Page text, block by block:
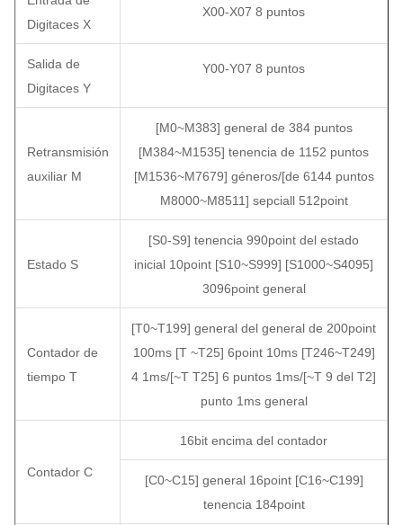
Digitaces X
X00-X07 8 puntos
Salida de
Digitaces Y
Y00-Y07 8 puntos
Retransmisión
auxiliar M
[M0~M383] general de 384 puntos
[M384~M1535] tenencia de 1152 puntos
[M1536~M7679] géneros/[de 6144 puntos
M8000~M8511] sepciall 512point
Estado S
[S0-S9] tenencia 990point del estado
inicial 10point [S10~S999] [S1000~S4095]
3096point general
Contador de
tiempo T
[T0~T199] general del general de 200point
100ms [T ~T25] 6point 10ms [T246~T249]
4 1ms/[~T T25] 6 puntos 1ms/[~T 9 del T2]
punto 1ms general
Contador C
16bit encima del contador
[C0~C15] general 16point [C16~C199]
tenencia 184point